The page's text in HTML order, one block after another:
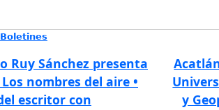
Boletines
Ruy Sánchez presenta
nombres del aire •
escritor con
y